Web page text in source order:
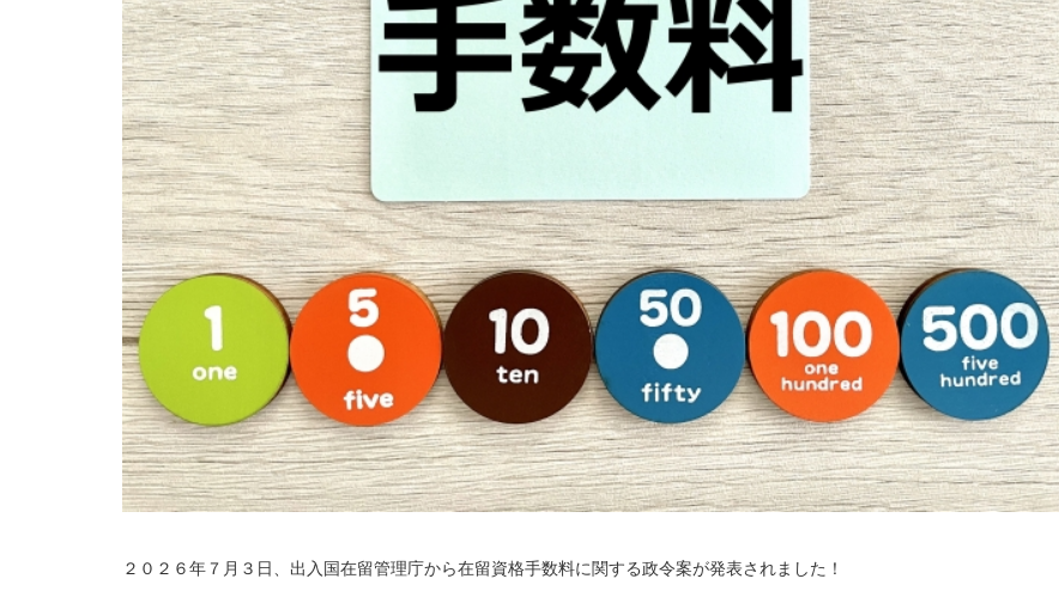
２０２６年７月３日、出入国在留管理庁から在留資格手数料に関する政令案が発表されました！